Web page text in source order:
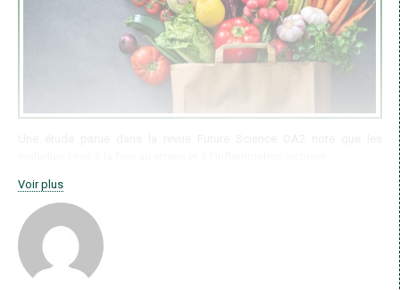
Le cancer
Le diabète
Les syndromes auto-immuns
La dépression et l’anxiété
“Les antioxydants présents dans les fruits et légumes peuvent
contribuer à réduire cette inflammation”, a déclaré Li. “En manger plus
Voir plus